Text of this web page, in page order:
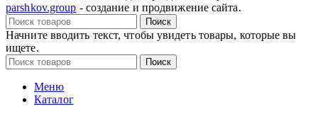
parshkov.group - создание и продвижение сайта.
Поиск
Начните вводить текст, чтобы увидеть товары, которые вы
ищете.
Поиск
Меню
Каталог